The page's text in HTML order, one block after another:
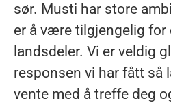
sør. Musti har store
er å være tilgjengelig for
landsdeler. Vi er veldig
responsen vi har fått så
vente med å treffe deg